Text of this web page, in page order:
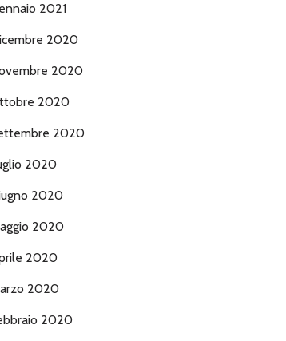
2021
2020
2020
2020
2020
2020
2020
2020
2020
2020
2020